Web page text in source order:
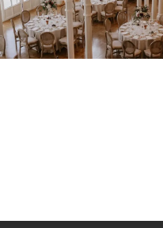
luxuriösen Design.
aufwerten.
Gericht erleben – bis ins